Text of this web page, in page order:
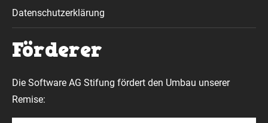
Datenschutzerklärung
Förderer
Die Software AG Stifung fördert den Umbau unserer
Remise: